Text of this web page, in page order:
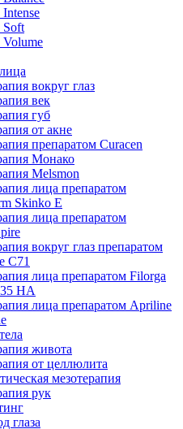
Soft
Volume
вокруг глаз
век
губ
от акне
препаратом Curacen
Монако
Melsmon
лица препаратом
Skinko E
лица препаратом
вокруг глаз препаратом
С71
лица препаратом Filorga
HA
лица препаратом Apriline
живота
от целлюлита
мезотерапия
рук
глаза